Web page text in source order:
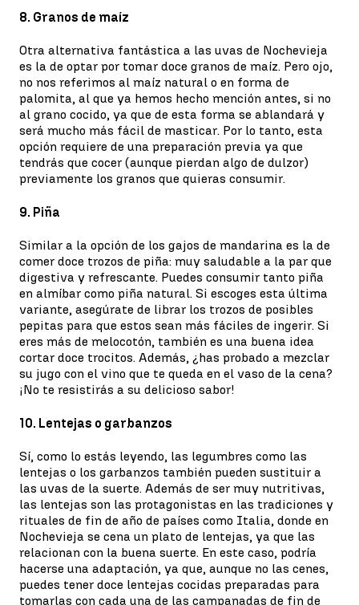
8. Granos de maíz
Otra alternativa fantástica a las uvas de Nochevieja
es la de optar por tomar doce granos de maíz. Pero ojo,
no nos referimos al maíz natural o en forma de
palomita, al que ya hemos hecho mención antes, si no
al grano cocido, ya que de esta forma se ablandará y
será mucho más fácil de masticar. Por lo tanto, esta
opción requiere de una preparación previa ya que
tendrás que cocer (aunque pierdan algo de dulzor)
previamente los granos que quieras consumir.
9. Piña
Similar a la opción de los gajos de mandarina es la de
comer doce trozos de piña: muy saludable a la par que
digestiva y refrescante. Puedes consumir tanto piña
en almíbar como piña natural. Si escoges esta última
variante, asegúrate de librar los trozos de posibles
pepitas para que estos sean más fáciles de ingerir. Si
eres más de melocotón, también es una buena idea
cortar doce trocitos. Además, ¿has probado a mezclar
su jugo con el vino que te queda en el vaso de la cena?
¡No te resistirás a su delicioso sabor!
10. Lentejas o garbanzos
Sí, como lo estás leyendo, las legumbres como las
lentejas o los garbanzos también pueden sustituir a
las uvas de la suerte. Además de ser muy nutritivas,
las lentejas son las protagonistas en las tradiciones y
rituales de fin de año de países como Italia, donde en
Nochevieja se cena un plato de lentejas, ya que las
relacionan con la buena suerte. En este caso, podría
hacerse una adaptación, ya que, aunque no las cenes,
puedes tener doce lentejas cocidas preparadas para
tomarlas con cada una de las campanadas de fin de